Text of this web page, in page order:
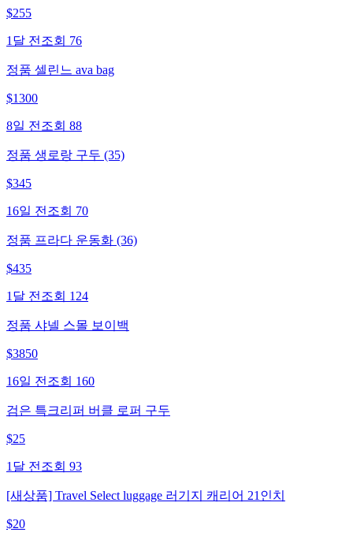
$255
1달 전 조회 76
정품 셀린느 ava bag
$1300
8일 전 조회 88
정품 생로랑 구두 (35)
$345
16일 전 조회 70
정품 프라다 운동화 (36)
$435
1달 전 조회 124
정품 샤넬 스몰 보이백
$3850
16일 전 조회 160
검은 특크리퍼 버클 로퍼 구두
$25
1달 전 조회 93
[새상품] Travel Select luggage 러기지 캐리어 21인치
$20